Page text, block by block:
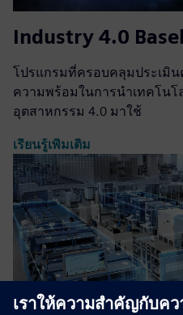
Industry 4.0
โปรแกรมที่ครอบคลุมประเมิ
ความพร้อมในการนำเทคโนโ
อุตสาหกรรม 4.0 มาใช้
เรียนรู้เพิ่มเติม